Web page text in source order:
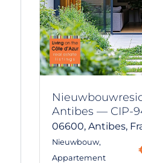
Antibes — CIP-
06600, Antibes,
Nieuwbouw,
Appartement